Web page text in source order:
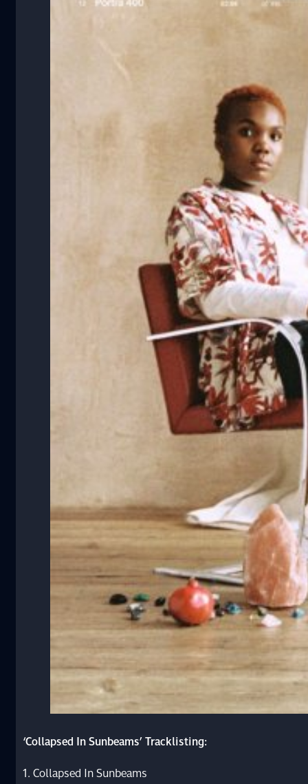
‘Collapsed In Sunbeams’ Tracklisting:
1. Collapsed In Sunbeams